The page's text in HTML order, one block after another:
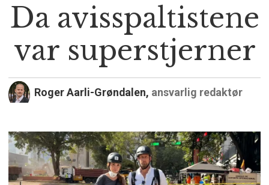
Da avisspaltistene
var superstjerner
Roger Aarli-Grøndalen, ansvarlig redaktør